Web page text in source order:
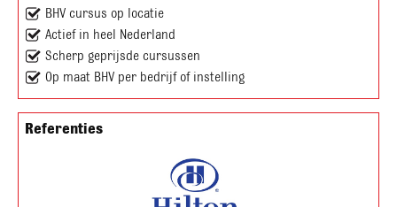
BHV cursus op locatie
Actief in heel Nederland
Scherp geprijsde cursussen
Op maat BHV per bedrijf of instelling
Referenties